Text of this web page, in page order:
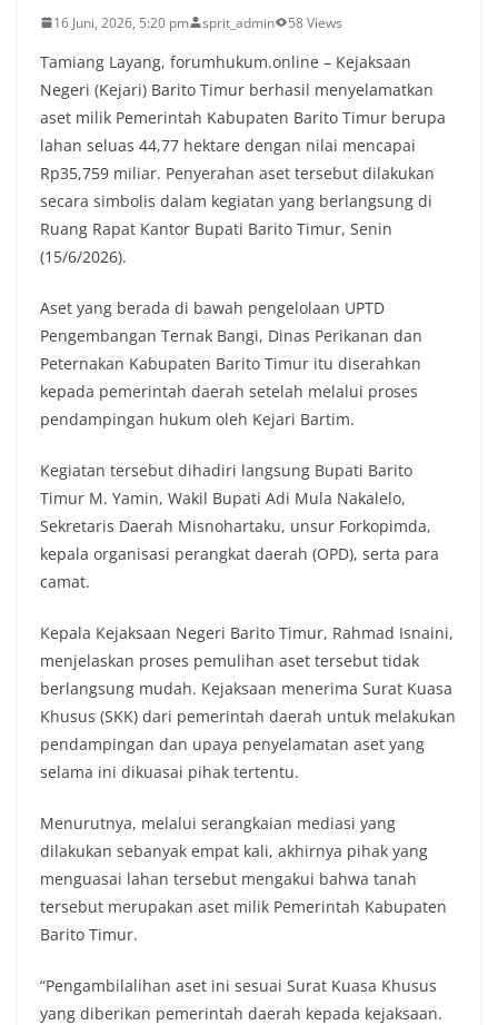
16 Juni, 2026, 5:20 pm sprit_admin 58 Views
Tamiang Layang, forumhukum.online – Kejaksaan
Negeri (Kejari) Barito Timur berhasil menyelamatkan
aset milik Pemerintah Kabupaten Barito Timur berupa
lahan seluas 44,77 hektare dengan nilai mencapai
Rp35,759 miliar. Penyerahan aset tersebut dilakukan
secara simbolis dalam kegiatan yang berlangsung di
Ruang Rapat Kantor Bupati Barito Timur, Senin
(15/6/2026).
Aset yang berada di bawah pengelolaan UPTD
Pengembangan Ternak Bangi, Dinas Perikanan dan
Peternakan Kabupaten Barito Timur itu diserahkan
kepada pemerintah daerah setelah melalui proses
pendampingan hukum oleh Kejari Bartim.
Kegiatan tersebut dihadiri langsung Bupati Barito
Timur M. Yamin, Wakil Bupati Adi Mula Nakalelo,
Sekretaris Daerah Misnohartaku, unsur Forkopimda,
kepala organisasi perangkat daerah (OPD), serta para
camat.
Kepala Kejaksaan Negeri Barito Timur, Rahmad Isnaini,
menjelaskan proses pemulihan aset tersebut tidak
berlangsung mudah. Kejaksaan menerima Surat Kuasa
Khusus (SKK) dari pemerintah daerah untuk melakukan
pendampingan dan upaya penyelamatan aset yang
selama ini dikuasai pihak tertentu.
Menurutnya, melalui serangkaian mediasi yang
dilakukan sebanyak empat kali, akhirnya pihak yang
menguasai lahan tersebut mengakui bahwa tanah
tersebut merupakan aset milik Pemerintah Kabupaten
Barito Timur.
“Pengambilalihan aset ini sesuai Surat Kuasa Khusus
yang diberikan pemerintah daerah kepada kejaksaan.